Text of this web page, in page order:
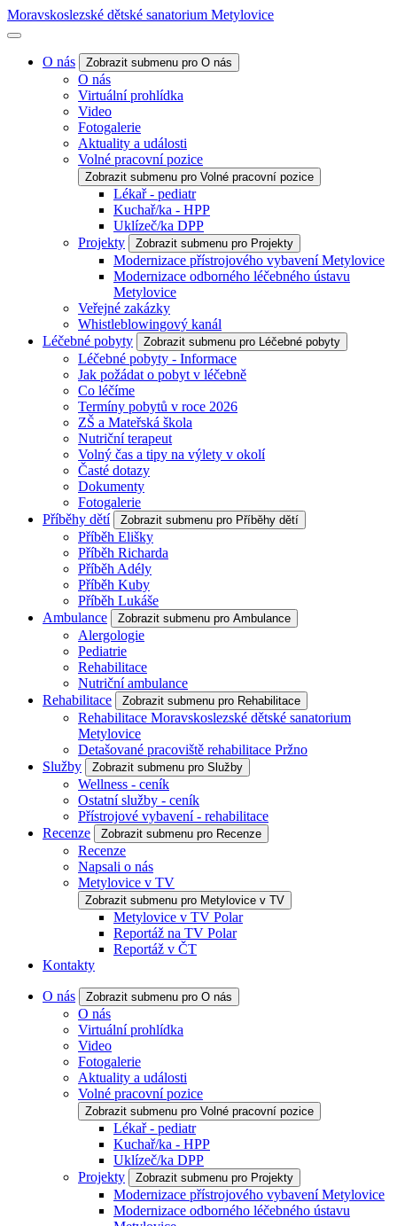
Moravskoslezské dětské sanatorium Metylovice
O nás Zobrazit submenu pro O nás
O nás
Virtuální prohlídka
Video
Fotogalerie
Aktuality a události
Volné pracovní pozice
Zobrazit submenu pro Volné pracovní pozice
Lékař - pediatr
Kuchař/ka - HPP
Uklízeč/ka DPP
Projekty
Zobrazit submenu pro Projekty
Modernizace přístrojového vybavení Metylovice
Modernizace odborného léčebného ústavu
Metylovice
Veřejné zakázky
Whistleblowingový kanál
Léčebné pobyty
Zobrazit submenu pro Léčebné pobyty
Léčebné pobyty - Informace
Jak požádat o pobyt v léčebně
Co léčíme
Termíny pobytů v roce 2026
ZŠ a Mateřská škola
Nutriční terapeut
Volný čas a tipy na výlety v okolí
Časté dotazy
Dokumenty
Fotogalerie
Příběhy dětí
Zobrazit submenu pro Příběhy dětí
Příběh Elišky
Příběh Richarda
Příběh Adély
Příběh Kuby
Příběh Lukáše
Ambulance
Zobrazit submenu pro Ambulance
Alergologie
Pediatrie
Rehabilitace
Nutriční ambulance
Rehabilitace
Zobrazit submenu pro Rehabilitace
Rehabilitace Moravskoslezské dětské sanatorium
Metylovice
Detašované pracoviště rehabilitace Pržno
Služby
Zobrazit submenu pro Služby
Wellness - ceník
Ostatní služby - ceník
Přístrojové vybavení - rehabilitace
Recenze
Zobrazit submenu pro Recenze
Recenze
Napsali o nás
Metylovice v TV
Zobrazit submenu pro Metylovice v TV
Metylovice v TV Polar
Reportáž na TV Polar
Reportáž v ČT
Kontakty
O nás Zobrazit submenu pro O nás
O nás
Virtuální prohlídka
Video
Fotogalerie
Aktuality a události
Volné pracovní pozice
Zobrazit submenu pro Volné pracovní pozice
Lékař - pediatr
Kuchař/ka - HPP
Uklízeč/ka DPP
Projekty
Zobrazit submenu pro Projekty
Modernizace přístrojového vybavení Metylovice
Modernizace odborného léčebného ústavu